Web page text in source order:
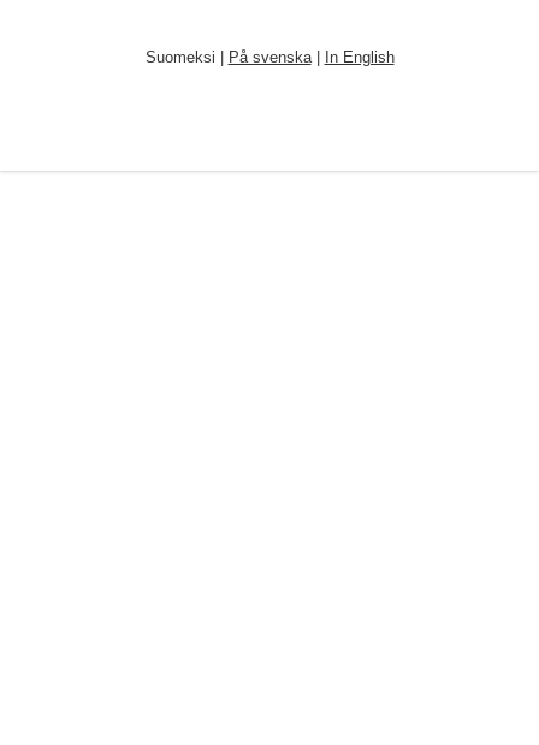
Suomeksi | På svenska| In English